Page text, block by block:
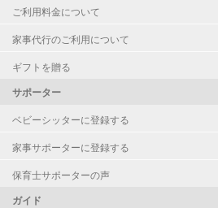
ご利用料金について
家事代行のご利用について
ギフトを贈る
サポーター
ベビーシッターに登録する
家事サポーターに登録する
保育士サポーターの声
ガイド